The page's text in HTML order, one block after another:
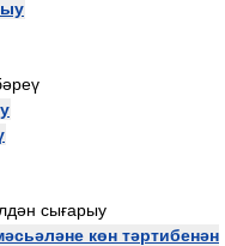
сығарыу
көн тәртибенән